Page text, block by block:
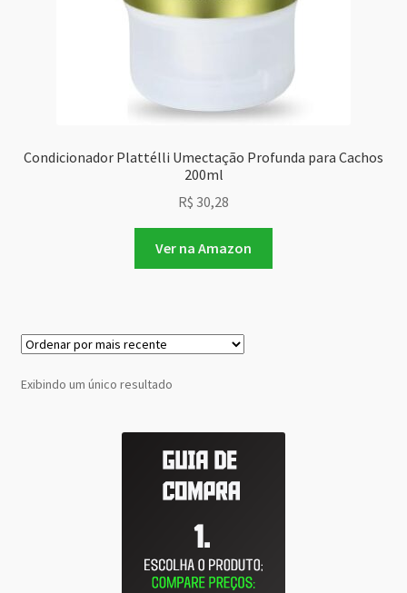
Condicionador Plattélli Umectação Profunda para Cachos
200ml
R$ 30,28
Ver na Amazon
Exibindo um único resultado